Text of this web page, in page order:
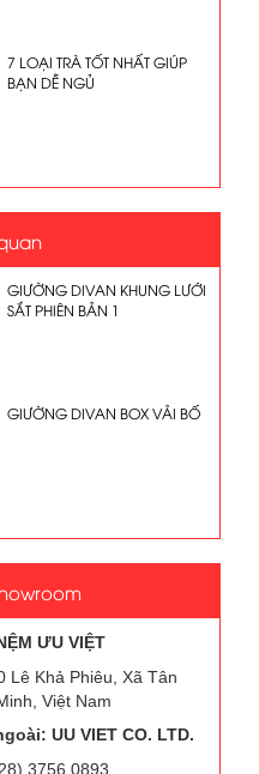
7 LOẠI TRÀ TỐT NHẤT GIÚP
BẠN DỄ NGỦ
GIƯỜNG DIVAN KHUNG LƯỚI
SẮT PHIÊN BẢN 1
GIƯỜNG DIVAN BOX VẢI BỐ
ƯU VIỆT
Lê Khả Phiêu, Xã Tân
Việt Nam
UU VIET CO. LTD.
3756 0893